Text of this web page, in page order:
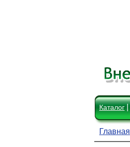
Каталог
Главная